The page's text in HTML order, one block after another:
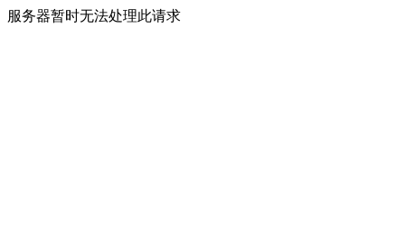
服务器暂时无法处理此请求